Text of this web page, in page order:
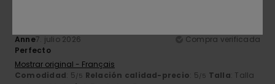
Anne7. julio 2026
Compra verificada
Perfecto
Mostrar original - Français
Comodidad: 5/5 Relación calidad-precio: 5/5 Talla: Talla